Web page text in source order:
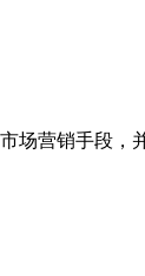
场营销手段，